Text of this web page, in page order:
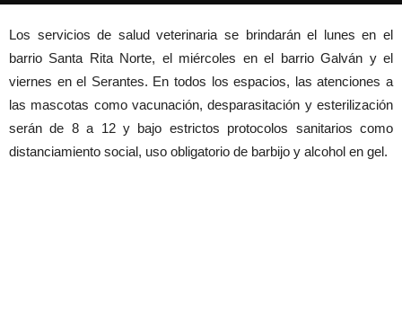
Los servicios de salud veterinaria se brindarán el lunes en el
barrio Santa Rita Norte, el miércoles en el barrio Galván y el
viernes en el Serantes. En todos los espacios, las atenciones a
las mascotas como vacunación, desparasitación y esterilización
serán de 8 a 12 y bajo estrictos protocolos sanitarios como
distanciamiento social, uso obligatorio de barbijo y alcohol en gel.